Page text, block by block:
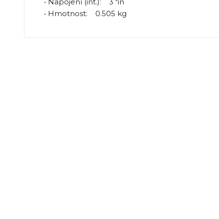
• Hmotnost: 0.505 kg